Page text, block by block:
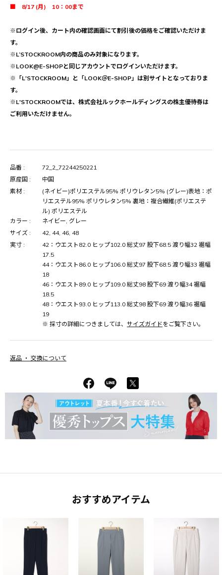
■ 8/17 (月) 10：00まで
※ログイン後、カート内の確認画面にて割引後の価格をご確認いただけま
す。
※L’STOCKROOM内の商品のみ対象になります。
※LOOK@E-SHOPと同じアカウントでログインいただけます。
※「L'STOCKROOM」と「LOOK＠E-SHOP」は別サイトとなっておりま
す。
※L'STOCKROOMでは、株式会社ルックホールディングスの株主優待券は
ご利用いただけません。
品番 :
72_2_72244250221
原産国 :
中国
素材 :
(ネイビー)ポリエステル95% ポリウレタン5% (グレー)表地：ポ
リエステル95% ポリウレタン5% 裏地：複合繊維(ポリエステ
ル) ポリエステル
カラー :
ネイビー, グレー
サイズ :
42, 44, 46, 48
実寸 :
42：ウエスト82.0 ヒップ102.0 総丈97 股下68.5 渡り幅32 裾幅
17.5
44：ウエスト86.0 ヒップ106.0 総丈97 股下68.5 渡り幅33 裾幅
18
46：ウエスト89.0 ヒップ109.0 総丈98 股下69 渡り幅34 裾幅
18.5
48：ウエスト93.0 ヒップ113.0 総丈98 股下69 渡り幅36 裾幅
19
※ 採寸の詳細につきましては、 サイズガイドをご覧下さい。
返品 ・ 交換について
おすすめアイテム